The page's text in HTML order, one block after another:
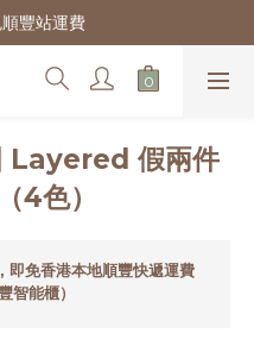
豐站運費
Layered 假兩件
4色）
免香港本地順豐快遞運費
智能櫃）